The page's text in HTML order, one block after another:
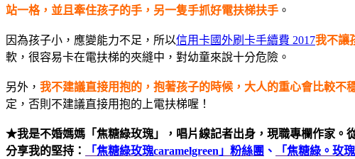
站一格，並且牽住孩子的手，另一隻手抓好電扶梯扶手 。
因為孩子小，應變能力不足，所以信用卡國外刷卡手續費 2017我不讓
軟，很容易卡在電扶梯的夾縫中，對幼童來說十分危險。
另外， 我不建議直接用抱的，抱著孩子的時候，大人的重心會比較不
定，否則不建議直接用抱的上電扶梯喔！
★我是不婚媽媽「焦糖綠玫瑰」，唱片線記者出身，現職專欄作家
分享我的堅持：
「焦糖綠玫瑰caramelgreen」粉絲團 、 「焦糖綠。玫